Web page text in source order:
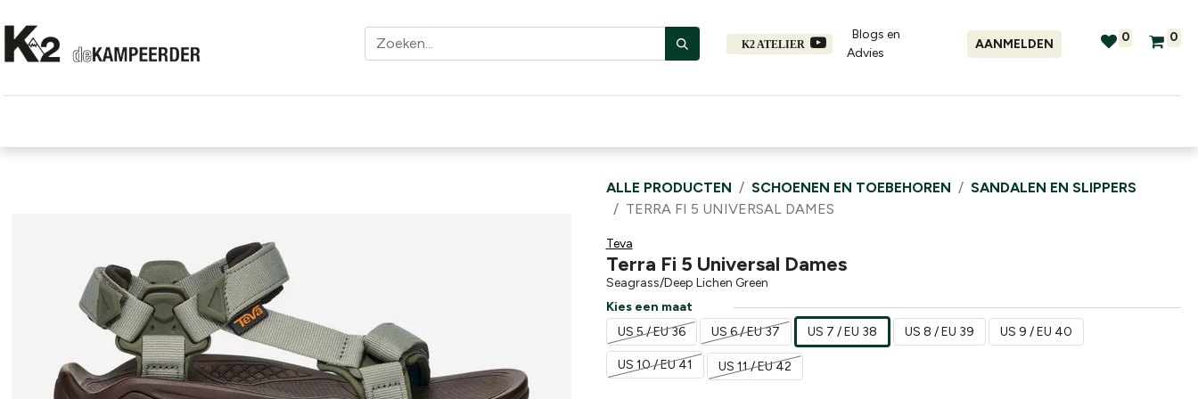
K2 ATELIER
Blogs en
Advies​
AANMELDEN 0 0
ALLE PRODUCTEN SCHOENEN EN TOEBEHOREN
SANDALEN EN SLIPPERS
TERRA FI 5 UNIVERSAL DAMES
Teva
Terra Fi 5 Universal Dames
Seagrass/Deep Lichen Green
Kies een maat
US 5 / EU 36
US 6 / EU 37 US 7 / EU 38 US 8 / EU 39 US 9 / EU 40
US 10 / EU 41 US 11 / EU 42